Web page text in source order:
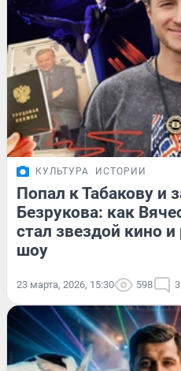
КУЛЬТУРА ИСТОРИИ
Попал к Табакову и
Безрукова: как
стал звездой кино
шоу
23 марта, 2026, 15:30 598 3